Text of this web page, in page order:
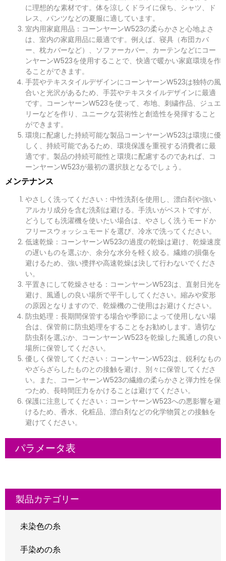
に理想的な素材です。体を涼しくドライに保ち、シャツ、ド
レス、パンツなどの夏服に適しています。
室内用家庭用品：コーンヤーンW523の柔らかさと心地よさ
は、室内の家庭用品に最適です。例えば、寝具（布団カバ
ー、枕カバーなど）、ソファーカバー、カーテンなどにコー
ンヤーンW523を使用することで、快適で暖かい家庭環境を作
ることができます。
手芸やテキスタイルデザインにコーンヤーンW523は独特の風
合いと光沢があるため、手芸やテキスタイルデザインに最適
です。コーンヤーンW523を使って、布地、刺繍作品、ジュエ
リーなどを作り、ユニークな芸術性と創造性を発揮すること
ができます。
環境に配慮した持続可能な製品コーンヤーンW523は環境に優
しく、持続可能であるため、環境保護を重視する消費者に最
適です。製品の持続可能性と環境に配慮するのであれば、コ
ーンヤーンW523が最初の選択肢となるでしょう。
メンテナンス
やさしく洗ってください：中性洗剤を使用し、漂白剤や強い
アルカリ成分を含む洗剤は避ける。手洗いがベストですが、
どうしても洗濯機を使いたい場合は、やさしく洗うモードか
フリースウォッシュモードを選び、冷水で洗ってください。
低速乾燥：コーンヤーンW523の過度の乾燥は避け、乾燥速度
の遅いものを選ぶか、余分な水分を軽く絞る。繊維の損傷を
避けるため、強い攪拌や高速乾燥は決して行わないでくださ
い。
平置きにして乾燥させる：コーンヤーンW523は、直射日光を
避け、風通しの良い場所で平干ししてください。縮みや変形
の原因となりますので、乾燥機のご使用はお避けください。
防虫処理：長期間保管する場合や季節によって使用しない場
合は、保管前に防虫処理をすることをお勧めします。適切な
防虫剤を選ぶか、コーンヤーンW523を乾燥した風通しの良い
場所に保管してください。
優しく保管してください：コーンヤーンW523は、鋭利なもの
やざらざらしたものとの接触を避け、別々に保管してくださ
い。また、コーンヤーンW523の繊維の柔らかさと弾力性を保
つため、長時間圧力をかけることは避けてください。
保護に注意してください：コーンヤーンW523への悪影響を避
けるため、香水、化粧品、漂白剤などの化学物質との接触を
避けてください。
パラメータ表
製品カテゴリー
未染色の糸
手染めの糸